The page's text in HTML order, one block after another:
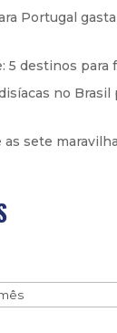
Portugal
5 destinos para
no Brasil
as sete